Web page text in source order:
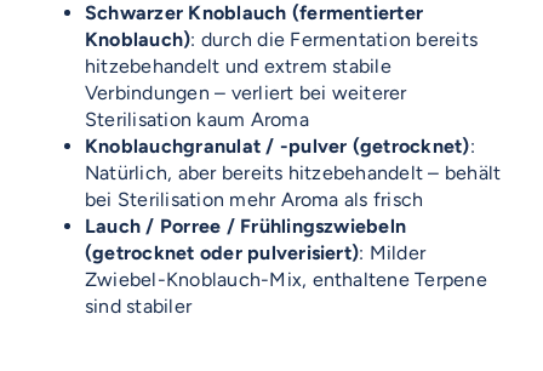
Schwarzer Knoblauch (fermentierter
Knoblauch): durch die Fermentation bereits
hitzebehandelt und extrem stabile
Verbindungen – verliert bei weiterer
Sterilisation kaum Aroma
Knoblauchgranulat / -pulver (getrocknet):
Natürlich, aber bereits hitzebehandelt – behält
bei Sterilisation mehr Aroma als frisch
Lauch / Porree / Frühlingszwiebeln
(getrocknet oder pulverisiert): Milder
Zwiebel-Knoblauch-Mix, enthaltene Terpene
sind stabiler